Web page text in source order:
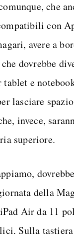
che
con
avere a
che dovrebbe
tablet e
lasciare
invece,
superiore.
della
Air da 11
Sulla